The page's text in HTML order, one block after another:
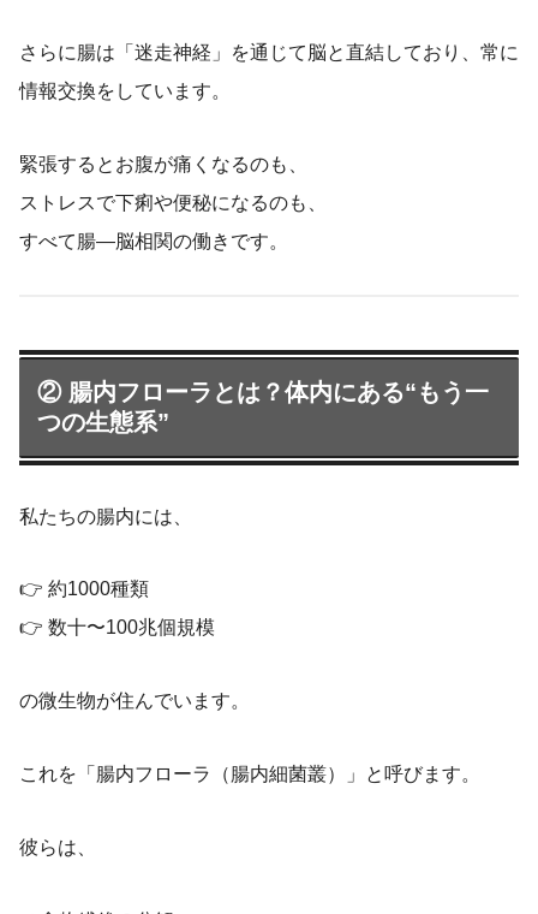
さらに腸は「迷走神経」を通じて脳と直結しており、常に
情報交換をしています。
緊張するとお腹が痛くなるのも、
ストレスで下痢や便秘になるのも、
すべて腸―脳相関の働きです。
② 腸内フローラとは？体内にある“もう一
つの生態系”
私たちの腸内には、
👉 約1000種類
👉 数十〜100兆個規模
の微生物が住んでいます。
これを「腸内フローラ（腸内細菌叢）」と呼びます。
彼らは、